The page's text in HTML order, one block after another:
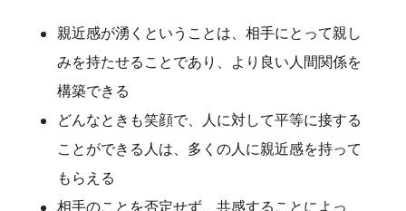
親近感が湧くということは、相手にとって親し
みを持たせることであり、より良い人間関係を
構築できる
どんなときも笑顔で、人に対して平等に接する
ことができる人は、多くの人に親近感を持って
もらえる
相手のことを否定せず、共感することによっ